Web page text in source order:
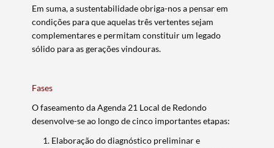
Em suma, a sustentabilidade obriga-nos a pensar em
condições para que aquelas três vertentes sejam
complementares e permitam constituir um legado
sólido para as gerações vindouras.
Fases
O faseamento da Agenda 21 Local de Redondo
desenvolve-se ao longo de cinco importantes etapas:
Elaboração do diagnóstico preliminar e